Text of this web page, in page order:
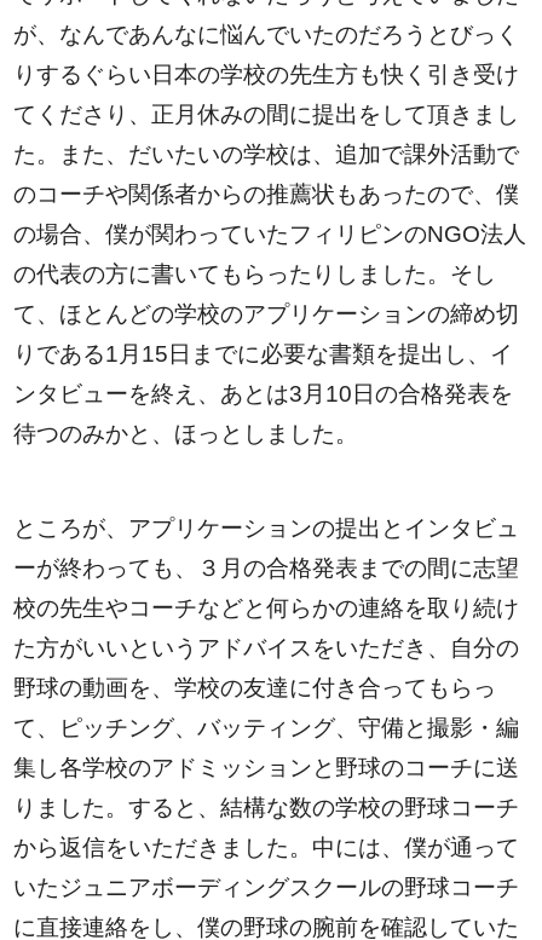
が、なんであんなに悩んでいたのだろうとびっく
りするぐらい日本の学校の先生方も快く引き受け
てくださり、正月休みの間に提出をして頂きまし
た。また、だいたいの学校は、追加で課外活動で
のコーチや関係者からの推薦状もあったので、僕
の場合、僕が関わっていたフィリピンのNGO法人
の代表の方に書いてもらったりしました。そし
て、ほとんどの学校のアプリケーションの締め切
りである1月15日までに必要な書類を提出し、イ
ンタビューを終え、あとは3月10日の合格発表を
待つのみかと、ほっとしました。
ところが、アプリケーションの提出とインタビュ
ーが終わっても、３月の合格発表までの間に志望
校の先生やコーチなどと何らかの連絡を取り続け
た方がいいというアドバイスをいただき、自分の
野球の動画を、学校の友達に付き合ってもらっ
て、ピッチング、バッティング、守備と撮影・編
集し各学校のアドミッションと野球のコーチに送
りました。すると、結構な数の学校の野球コーチ
から返信をいただきました。中には、僕が通って
いたジュニアボーディングスクールの野球コーチ
に直接連絡をし、僕の野球の腕前を確認していた